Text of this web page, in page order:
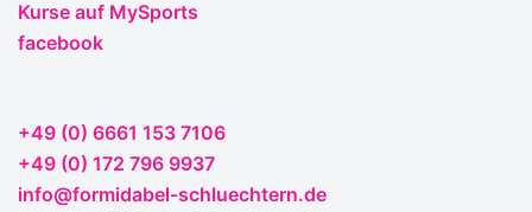
Kurse auf MySports
facebook
+49 (0) 6661 153 7106
‭+49 (0) 172 796 9937‬
info@formidabel-schluechtern.de